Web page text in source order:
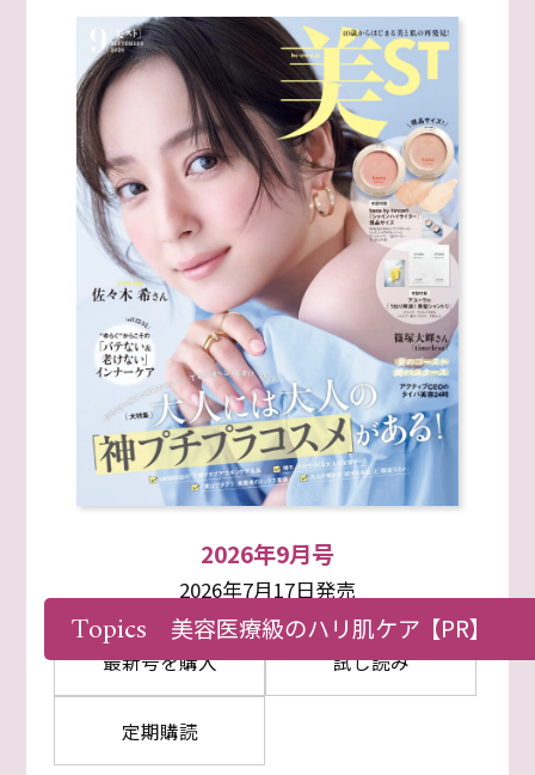
2026年9月号
2026年7月17日発売
最新号を購入 試し読み
定期購読
Topics 美容医療級のハリ肌ケア【PR】